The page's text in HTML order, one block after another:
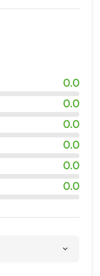
0.0
0.0
0.0
0.0
0.0
0.0